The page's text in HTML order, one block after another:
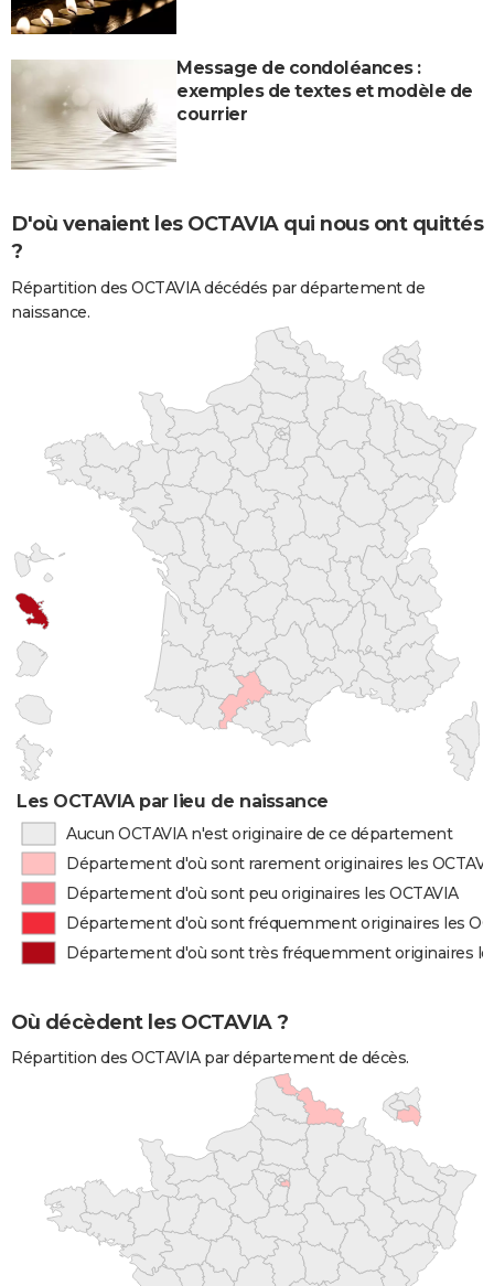
Message de condoléances :
exemples de textes et modèle de
courrier
D'où venaient les OCTAVIA qui nous ont quittés
?
Répartition des OCTAVIA décédés par département de
naissance.
Les OCTAVIA par lieu de naissance
Aucun OCTAVIA n'est originaire de ce département
Département d'où sont rarement originaires les
Département d'où sont peu originaires les OCTAVIA
Département d'où sont fréquemment originaires les
Département d'où sont très fréquemment originaires
Où décèdent les OCTAVIA ?
Répartition des OCTAVIA par département de décès.